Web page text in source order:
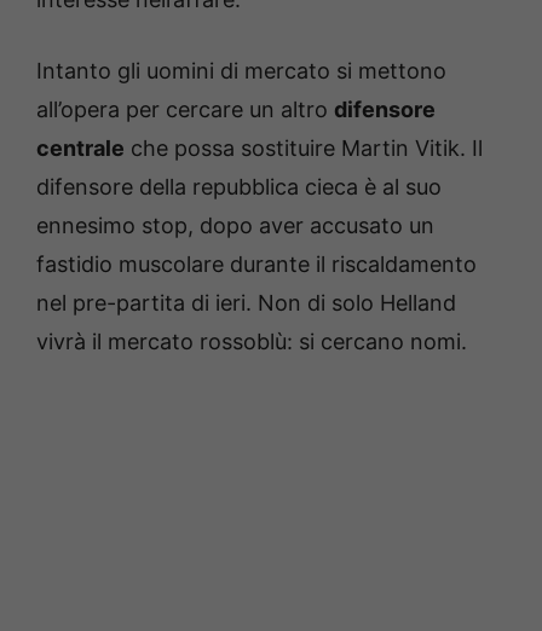
Intanto gli uomini di mercato si mettono
all’opera per cercare un altro difensore
centrale che possa sostituire Martin Vitik. Il
difensore della repubblica cieca è al suo
ennesimo stop, dopo aver accusato un
fastidio muscolare durante il riscaldamento
nel pre-partita di ieri. Non di solo Helland
vivrà il mercato rossoblù: si cercano nomi.